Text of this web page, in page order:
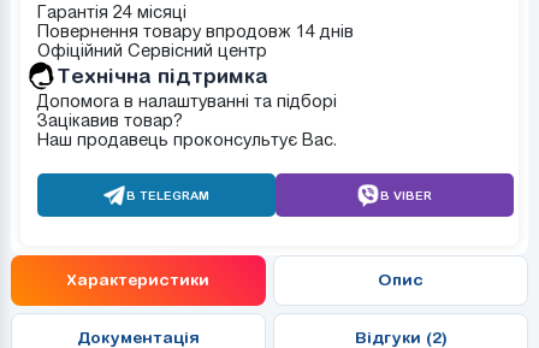
Гарантія 24 місяці
Повернення товару впродовж 14 днів
Офіційний Сервісний центр
Tехнічна підтримка
Допомога в налаштуванні та підборі
Зацікавив товар?
Наш продавець проконсультує Вас.
В TELEGRAM В VIBER
Характеристики Опис
Документація Відгуки (2)